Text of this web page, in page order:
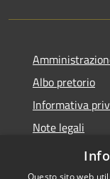
Albo pretorio
Informativa
Note legali
Dichiarazione
Questo sito web